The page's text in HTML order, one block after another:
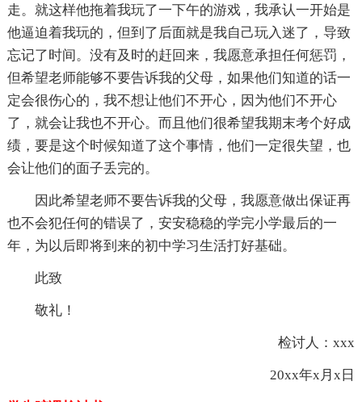
走。就这样他拖着我玩了一下午的游戏，我承认一开始是
他逼迫着我玩的，但到了后面就是我自己玩入迷了，导致
忘记了时间。没有及时的赶回来，我愿意承担任何惩罚，
但希望老师能够不要告诉我的父母，如果他们知道的话一
定会很伤心的，我不想让他们不开心，因为他们不开心
了，就会让我也不开心。而且他们很希望我期末考个好成
绩，要是这个时候知道了这个事情，他们一定很失望，也
会让他们的面子丢完的。
因此希望老师不要告诉我的父母，我愿意做出保证再
也不会犯任何的错误了，安安稳稳的学完小学最后的一
年，为以后即将到来的初中学习生活打好基础。
此致
敬礼！
检讨人：xxx
20xx年x月x日